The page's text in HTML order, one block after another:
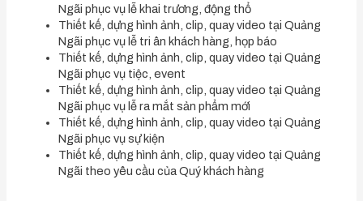
Ngãi phục vụ lễ khai trương, động thổ
Thiết kế, dựng hình ảnh, clip, quay video tại Quảng
Ngãi phục vụ lễ tri ân khách hàng, họp báo
Thiết kế, dựng hình ảnh, clip, quay video tại Quảng
Ngãi phục vụ tiệc, event
Thiết kế, dựng hình ảnh, clip, quay video tại Quảng
Ngãi phục vụ lễ ra mắt sản phẩm mới
Thiết kế, dựng hình ảnh, clip, quay video tại Quảng
Ngãi phục vụ sự kiện
Thiết kế, dựng hình ảnh, clip, quay video tại Quảng
Ngãi theo yêu cầu của Quý khách hàng